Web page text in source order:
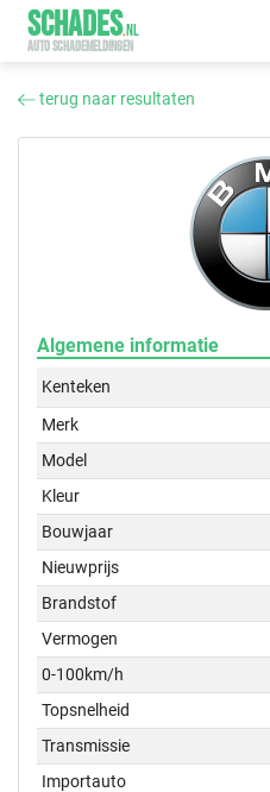
SCHADES.NL
AUTO SCHADEMELDINGEN
terug naar resultaten
Algemene informatie
Kenteken
Merk
Model
Kleur
Bouwjaar
Nieuwprijs
Brandstof
Vermogen
0-100km/h
Topsnelheid
Transmissie
Importauto